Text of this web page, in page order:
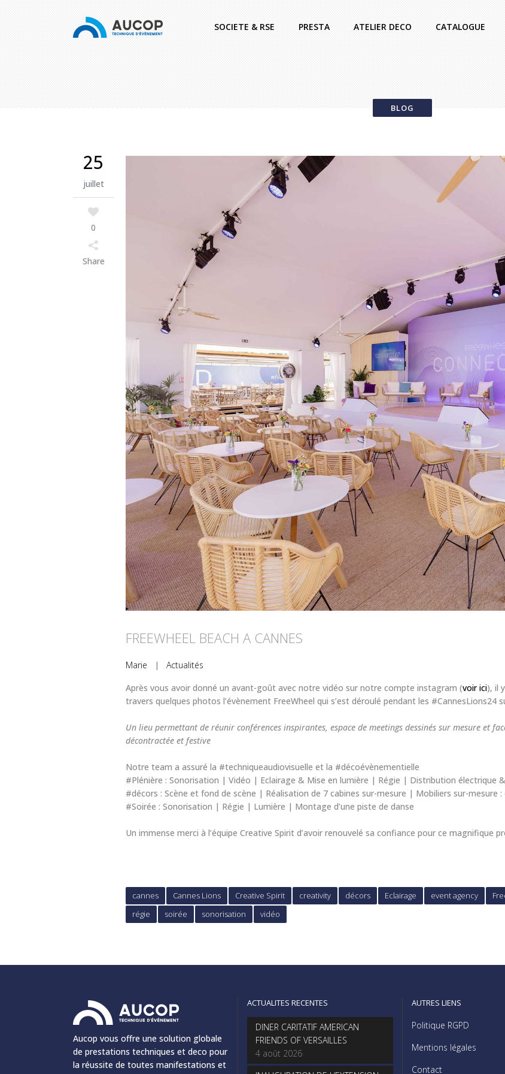
SOCIETE & RSE PRESTA ATELIER DECO CATALOGUE
25
juillet
0
Share
FREEWHEEL BEACH A CANNES
Marie | Actualités
Après vous avoir donné un avant-goût avec notre vidéo sur notre compte instagram (voir ici), il
travers quelques photos l’évènement FreeWheel qui s’est déroulé pendant les #CannesLions24
Un lieu permettant de réunir conférences inspirantes, espace de meetings dessinés sur mesure et
décontractée et festive
Notre team a assuré la #techniqueaudiovisuelle et la #décoévènementielle
#Plénière : Sonorisation | Vidéo | Eclairage & Mise en lumière | Régie | Distribution électrique
#décors : Scène et fond de scène | Réalisation de 7 cabines sur-mesure | Mobiliers sur-mesure :
#Soirée : Sonorisation | Régie | Lumière | Montage d’une piste de danse
Un immense merci à l’équipe Creative Spirit d’avoir renouvelé sa confiance pour ce magnifique
cannes Cannes Lions Creative Spirit creativity décors Eclairage event agency
régie
soirée sonorisation vidéo
Aucop vous offre une solution globale
de prestations techniques et deco pour
la réussite de toutes manifestations et
ACTUALITES RECENTES
DINER CARITATIF AMERICAN
FRIENDS OF VERSAILLES
4 août 2026
AUTRES LIENS
Politique RGPD
Mentions légales
Contact